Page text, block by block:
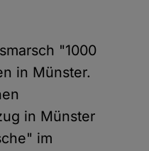
"1000
in Münster.
in Münster
im